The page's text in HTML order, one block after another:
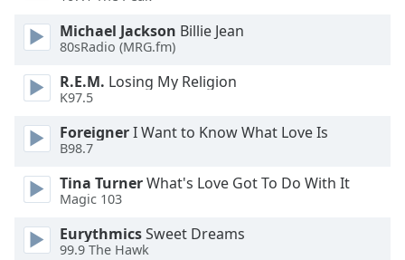
window.
Beginning
window.
Escape
cancel
close
Michael Jackson Billie Jean
80sRadio (MRG.fm)
R.E.M. Losing My Religion
K97.5
ForeignerI Want to Know What Love Is
B98.7
Tina TurnerWhat's Love Got To Do With It
Magic 103
EurythmicsSweet Dreams
99.9 The Hawk